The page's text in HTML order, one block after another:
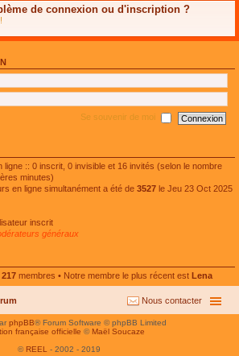
de connexion ou d'inscription ?
Se souvenir de moi
ligne :: 0 inscrit, 0 invisible et 16 invités (selon le nombre
minutes)
en ligne simultanément a été de 3527 le Jeu 23 Oct 2025
inscrit
généraux
217 membres • Notre membre le plus récent est Lena
Nous contacter
phpBB® Forum Software © phpBB Limited
française officielle © Maël Soucaze
© REEL - 2002 - 2019